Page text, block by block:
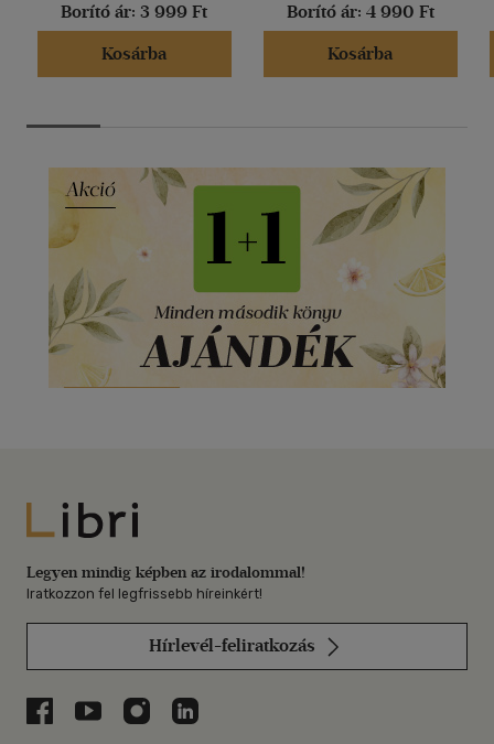
Borító ár: 3 999 Ft
Kosárba
Borító ár: 4 990 Ft
Kosárba
Libri
Legyen mindig képben az irodalommal!
Iratkozzon fel legfrissebb híreinkért!
Hírlevél-feliratkozás
Libri a Facebookon
Libri a Youtube-on
Libri az Instagramon
Libri a LinkedInen